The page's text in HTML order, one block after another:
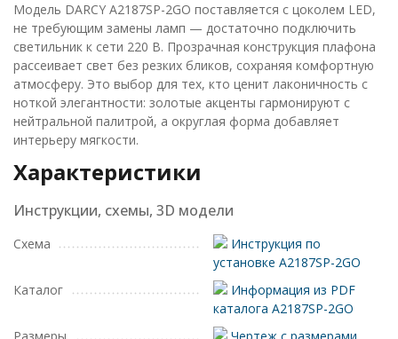
Модель DARCY A2187SP-2GO поставляется с цоколем LED,
не требующим замены ламп — достаточно подключить
светильник к сети 220 В. Прозрачная конструкция плафона
рассеивает свет без резких бликов, сохраняя комфортную
атмосферу. Это выбор для тех, кто ценит лаконичность с
ноткой элегантности: золотые акценты гармонируют с
нейтральной палитрой, а округлая форма добавляет
интерьеру мягкости.
Характеристики
Инструкции, схемы, 3D модели
Схема
Инструкция по
установке A2187SP-2GO
Каталог
Информация из PDF
каталога A2187SP-2GO